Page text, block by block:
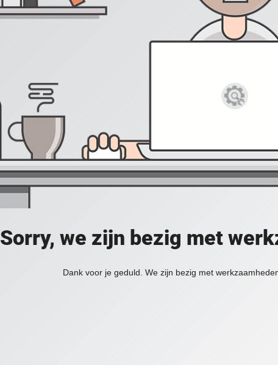
Sorry, we zijn bezig met
Dank voor je geduld. We zijn bezig met